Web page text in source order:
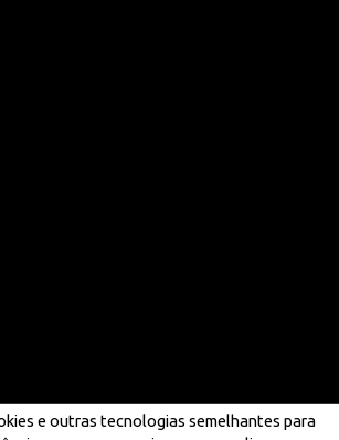
e outras tecnologias semelhantes para